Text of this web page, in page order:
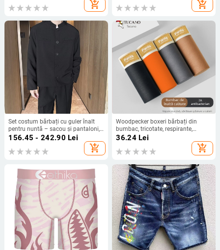
add_shopping_cart add_shopping_cart
Set costum bărbați cu guler înalt
pentru nuntă – sacou și pantaloni,
închidere cu un nasture, croială
156.45 - 242.90 Lei
add_shopping_cart
Woodpecker boxeri bărbați din
bumbac, tricotate, respirante,
antibacteriene, talie medie, model
36.24Lei
add_shopping_cart